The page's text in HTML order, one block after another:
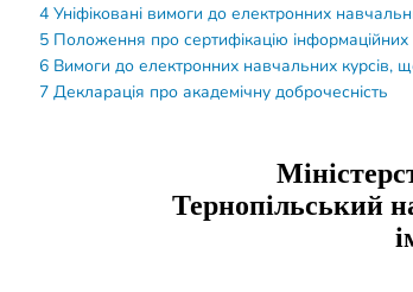
4 Уніфіковані вимоги до електронних
5 Положення про сертифікацію
6 Вимоги до електронних навчальних курсів,
7 Декларація про академічну доброчесність
Тернопільський